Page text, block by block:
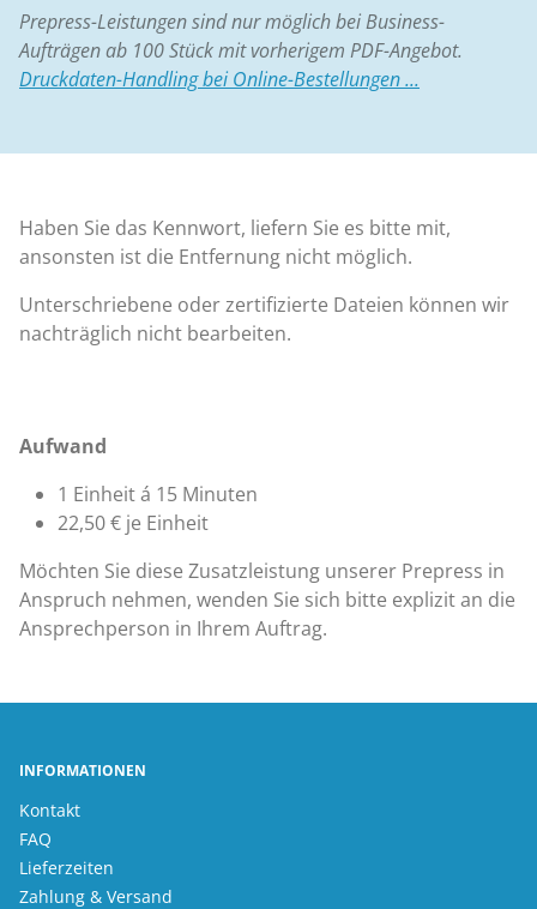
Prepress-Leistungen sind nur möglich bei Business-
Aufträgen ab 100 Stück mit vorherigem PDF-Angebot.
Druckdaten-Handling bei Online-Bestellungen ...
Haben Sie das Kennwort, liefern Sie es bitte mit,
ansonsten ist die Entfernung nicht möglich.
Unterschriebene oder zertifizierte Dateien können wir
nachträglich nicht bearbeiten.
Aufwand
1 Einheit á 15 Minuten
22,50 € je Einheit
Möchten Sie diese Zusatzleistung unserer Prepress in
Anspruch nehmen, wenden Sie sich bitte explizit an die
Ansprechperson in Ihrem Auftrag.
INFORMATIONEN
Kontakt
FAQ
Lieferzeiten
Zahlung & Versand